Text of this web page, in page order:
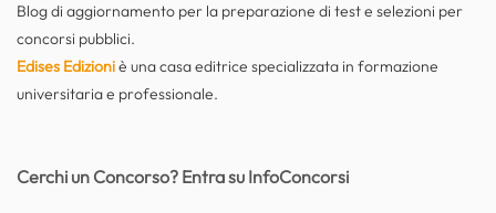
Blog di aggiornamento per la preparazione di test e selezioni per
concorsi pubblici.
Edises Edizioniè una casa editrice specializzata in formazione
universitaria e professionale.
Cerchi un Concorso? Entra su InfoConcorsi